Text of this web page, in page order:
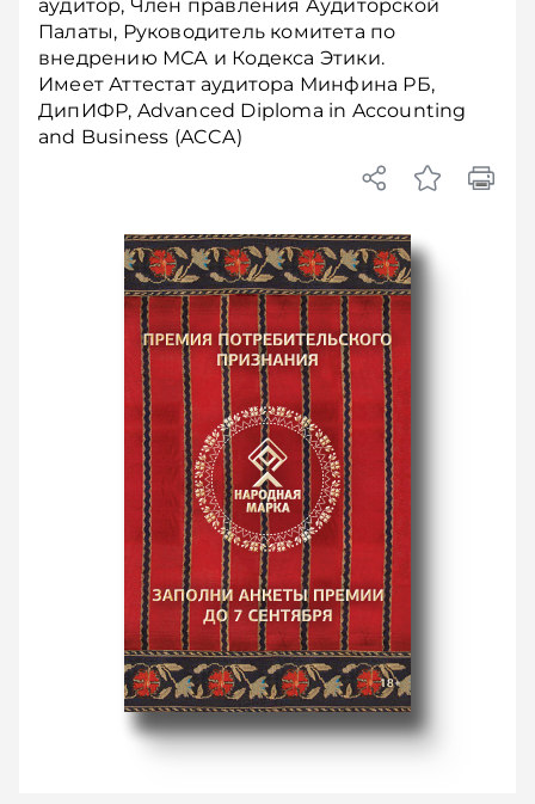
аудитор, Член правления Аудиторской
Палаты, Руководитель комитета по
внедрению МСА и Кодекса Этики.
Имеет Аттестат аудитора Минфина РБ,
ДипИФР, Advanced Diploma in Accounting
and Business (ACCA)